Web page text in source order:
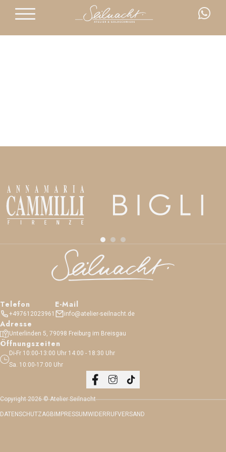
Telefon
+497612023961
E-Mail
info@atelier-seilnacht.de
Adresse
Unterlinden 5, 79098 Freiburg im Breisgau
Öffnungszeiten
Di-Fr 10:00-13:00 Uhr 14:00 - 18:30 Uhr
Sa. 10:00-17:00 Uhr
Copyright 2026 © Atelier Seilnacht
DATENSCHUTZAGB IMPRESSUMWIDERRUFVERSAND